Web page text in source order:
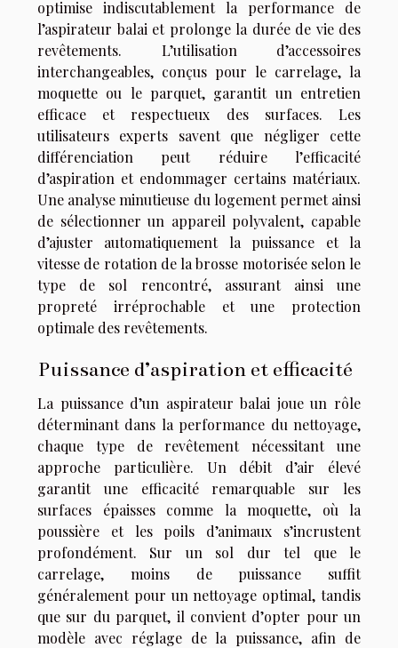
optimise indiscutablement la performance de
l’aspirateur balai et prolonge la durée de vie des
revêtements. L’utilisation d’accessoires
interchangeables, conçus pour le carrelage, la
moquette ou le parquet, garantit un entretien
efficace et respectueux des surfaces. Les
utilisateurs experts savent que négliger cette
différenciation peut réduire l’efficacité
d’aspiration et endommager certains matériaux.
Une analyse minutieuse du logement permet ainsi
de sélectionner un appareil polyvalent, capable
d’ajuster automatiquement la puissance et la
vitesse de rotation de la brosse motorisée selon le
type de sol rencontré, assurant ainsi une
propreté irréprochable et une protection
optimale des revêtements.
Puissance d’aspiration et efficacité
La puissance d’un aspirateur balai joue un rôle
déterminant dans la performance du nettoyage,
chaque type de revêtement nécessitant une
approche particulière. Un débit d’air élevé
garantit une efficacité remarquable sur les
surfaces épaisses comme la moquette, où la
poussière et les poils d’animaux s’incrustent
profondément. Sur un sol dur tel que le
carrelage, moins de puissance suffit
généralement pour un nettoyage optimal, tandis
que sur du parquet, il convient d’opter pour un
modèle avec réglage de la puissance, afin de